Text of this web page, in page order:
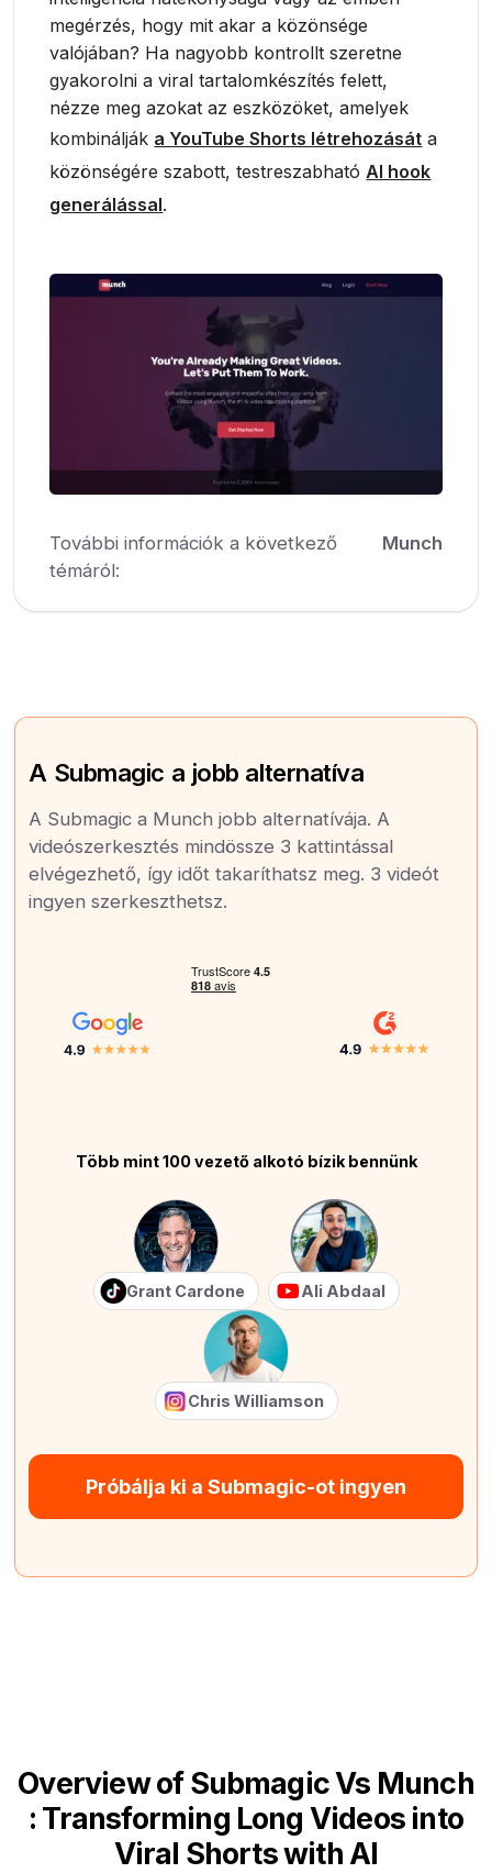
megérzés, hogy mit akar a közönsége
valójában? Ha nagyobb kontrollt szeretne
gyakorolni a viral tartalomkészítés felett,
nézze meg azokat az eszközöket, amelyek
kombinálják a YouTube Shorts létrehozását a
közönségére szabott, testreszabhatóAI hook
generálással.
További információk a következő
témáról:
Munch
A Submagic a jobb alternatíva
A Submagic a Munch jobb alternatívája. A
videószerkesztés mindössze 3 kattintással
elvégezhető, így időt takaríthatsz meg. 3 videót
ingyen szerkeszthetsz.
Több mint 100 vezető alkotó bízik bennünk
Grant Cardone Ali Abdaal
Chris Williamson
Próbálja ki a Submagic-ot ingyen
Overview of Submagic Vs Munch
: Transforming Long Videos into
Viral Shorts with AI